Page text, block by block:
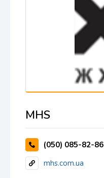
MHS
(050) 085-82-86
mhs.com.ua